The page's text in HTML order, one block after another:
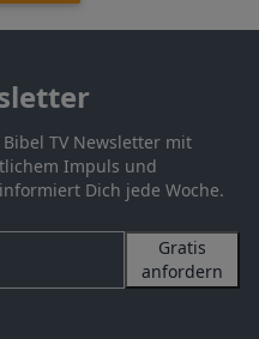
TV Newsletter mit
Impuls und
Dich jede Woche.
Gratis
anfordern